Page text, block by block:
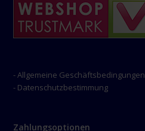
- Allgemeine Geschäftsbedingungen
- Datenschutzbestimmung
Zahlungsoptionen